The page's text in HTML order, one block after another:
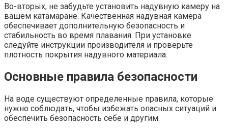
Во-вторых, не забудьте установить надувную камеру на
вашем катамаране. Качественная надувная камера
обеспечивает дополнительную безопасность и
стабильность во время плавания. При установке
следуйте инструкции производителя и проверьте
плотность покрытия надувного материала.
Основные правила безопасности
На воде существуют определенные правила, которые
нужно соблюдать, чтобы избежать опасных ситуаций и
обеспечить безопасность себе и другим.